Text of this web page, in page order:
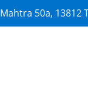
Mahtra 50a, 13812